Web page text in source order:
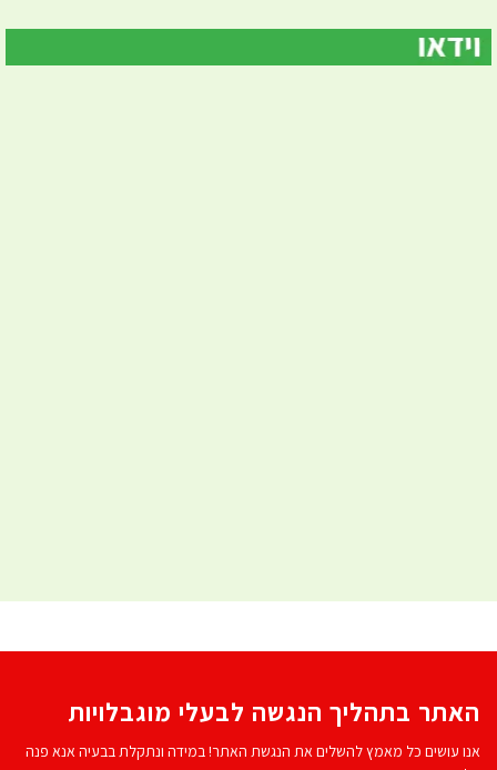
האתר בתהליך הנגשה לבעלי מוגבלויות
אנו עושים כל מאמץ להשלים את הנגשת האתר! במידה ונתקלת בבעיה אנא פנה